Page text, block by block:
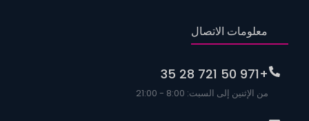
معلومات الاتصال
+971 50 721 28 35
من الإثنين إلى السبت: 8:00 - 21:00